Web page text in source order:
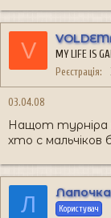
V MY LIFE IS
Реєстрація
03.04.08
Нащот турніра
хто с мальчіков
Л Лапочка
Користувач